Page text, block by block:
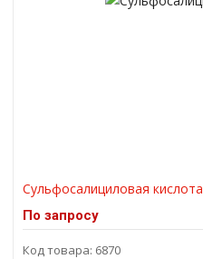
Сульфосалициловая кислота
По запросу
Код товара: 6870